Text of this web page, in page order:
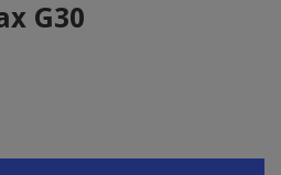
G30